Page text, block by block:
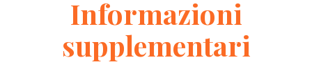
Informazioni
supplementari